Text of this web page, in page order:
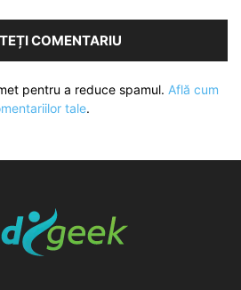
pentru a reduce spamul. Află cum
tale.